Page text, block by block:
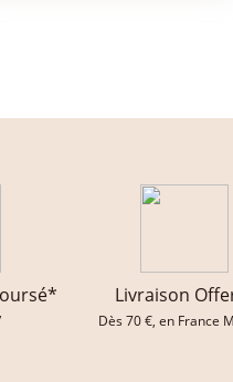
Livraison
Dès 70 €, en France